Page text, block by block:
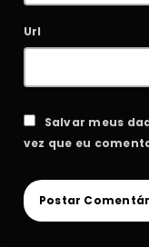
Url
Salvar meus
vez que eu